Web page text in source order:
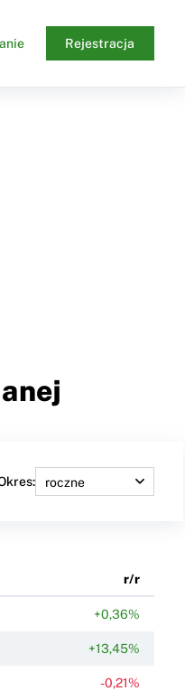
Rejestracja
r/r
+0,36%
+13,45%
-0,21%